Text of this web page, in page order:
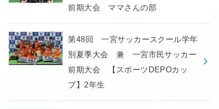
前期大会 ママさんの部
第48回 一宮サッカースクール学年
別夏季大会 兼 一宮市民サッカー
前期大会 【スポーツDEPOカッ
プ】2年生